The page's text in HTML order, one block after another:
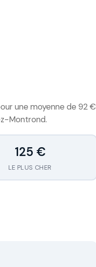
une moyenne de 92 €
Montrond.
125 €
LE PLUS CHER